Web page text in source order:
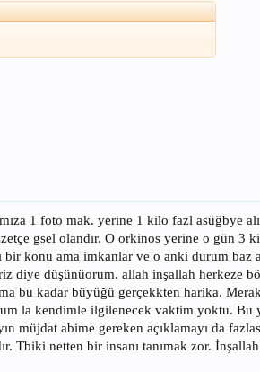
1 foto mak. yerine 1 kilo fazl asüğbye
gsel olandır. O orkinos yerine o gün 3
konu ama imkanlar ve o anki durum baz
diye düşünüorum. allah inşallah herkeze
bu kadar büyüğü gerçekkten harika.
la kendimle ilgilenecek vaktim yoktu. Bu
müjdat abime gereken açıklamayı da
Tbiki netten bir insanı tanımak zor.